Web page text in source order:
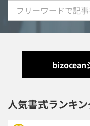
研修システム
出張管理システム
入退室管理システム
bizocean
人気書式ランキン